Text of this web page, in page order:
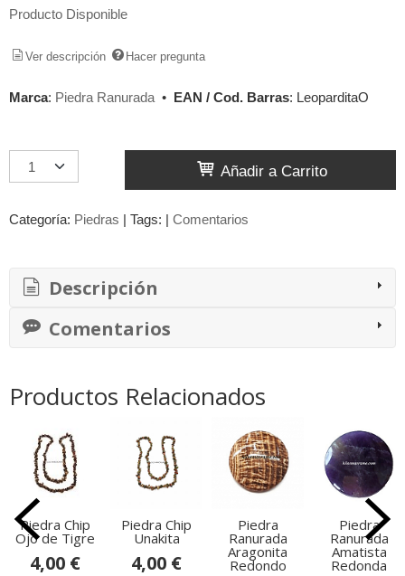
Producto Disponible
Ver descripción Hacer pregunta
Marca: Piedra Ranurada • EAN / Cod. Barras: LeoparditaO
Añadir a Carrito
Categoría: Piedras | Tags: | Comentarios
Descripción
Comentarios
Productos Relacionados
Piedra Chip
Ojo de Tigre
4,00 €
Piedra Chip
Unakita
4,00 €
Piedra
Ranurada
Aragonita
Redondo
Piedra
Ranurada
Amatista
Redonda